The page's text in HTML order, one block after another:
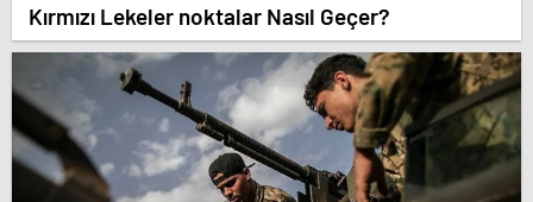
Kırmızı Lekeler noktalar Nasıl Geçer?